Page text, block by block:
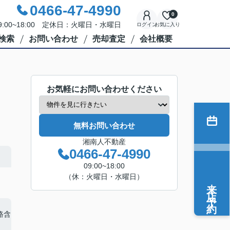
0466-47-4990
定休日：火曜日・水曜日 ログインお気に入り
0
索 お問い合わせ 売却査定 会社概要
お気軽にお問い合わせください
無料お問い合わせ
湘南人不動産
0466-47-4990
09:00~18:00
（休：火曜日・水曜日）
来店予約